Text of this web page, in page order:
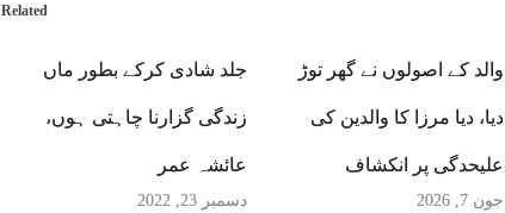
Related
جلد شادی کرکے بطور ماں
زندگی گزارنا چاہتی ہوں،
عائشہ عمر
دسمبر 23, 2022
والد کے اصولوں نے گھر توڑ
دیا، دیا مرزا کا والدین کی
علیحدگی پر انکشاف
جون 7, 2026